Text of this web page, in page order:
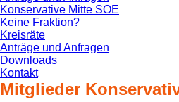
Konservative Mitte SOE
Keine Fraktion?
Kreisräte
Anträge und Anfragen
Downloads
Kontakt
Mitglieder